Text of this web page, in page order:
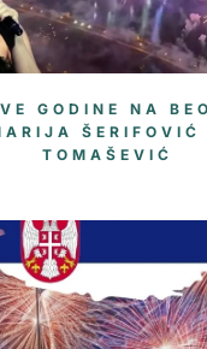
GODINE NA
ŠERIFOVIĆ
TOMAŠEVIĆ